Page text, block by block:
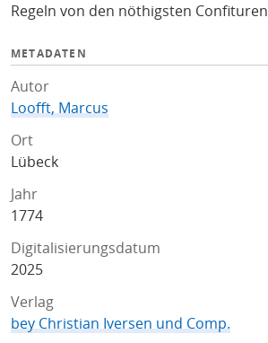
Regeln von den nöthigsten Confituren
METADATEN
Autor
Loofft, Marcus
Ort
Lübeck
Jahr
1774
Digitalisierungsdatum
2025
Verlag
bey Christian Iversen und Comp.